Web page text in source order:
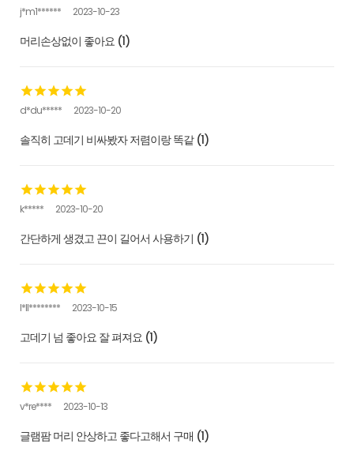
j*m1****** 2023-10-23
머리손상없이 좋아요 (1)
d*du***** 2023-10-20
솔직히 고데기 비싸봤자 저렴이랑 똑같 (1)
k***** 2023-10-20
간단하게 생겼고 끈이 길어서 사용하기 (1)
l*ll******** 2023-10-15
고데기 넘 좋아요 잘 펴져요 (1)
v*re**** 2023-10-13
글램팜 머리 안상하고 좋다고해서 구매 (1)